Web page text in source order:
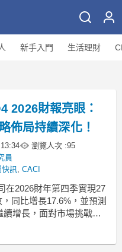
新手入門 生活理財
2026財報亮眼：
佈局持續深化！
瀏覽人次 :95
員
快訊, CACI
在2026財年第四季實現27
同比增長17.6%，並預測
續增長，面對市場挑戰仍
.badgeprice-container {